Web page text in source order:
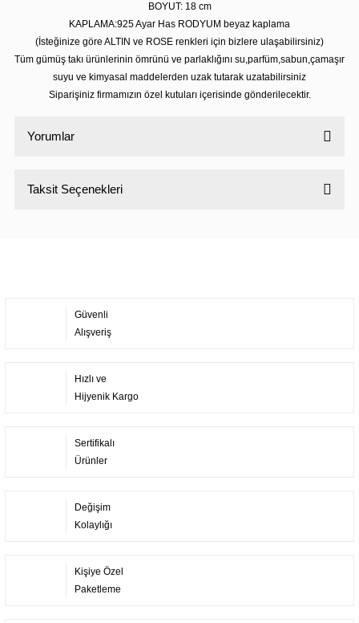
BOYUT: 18 cm
KAPLAMA:925 Ayar Has RODYUM beyaz kaplama
(İsteğinize göre ALTIN ve ROSE renkleri için bizlere ulaşabilirsiniz)
Tüm gümüş takı ürünlerinin ömrünü ve parlaklığını su,parfüm,sabun,çamaşır
suyu ve kimyasal maddelerden uzak tutarak uzatabilirsiniz
Siparişiniz firmamızın özel kutuları içerisinde gönderilecektir.
Yorumlar
Taksit Seçenekleri
Güvenli
Alışveriş
Hızlı ve
Hijyenik Kargo
Sertifikalı
Ürünler
Değişim
Kolaylığı
Kişiye Özel
Paketleme